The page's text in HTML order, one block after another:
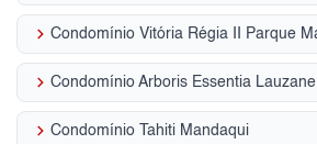
keyboard_arrow_right Condomínio Vitória Régia II Parque
keyboard_arrow_right Condomínio Arboris Essentia
keyboard_arrow_right Condomínio Tahiti Mandaqui